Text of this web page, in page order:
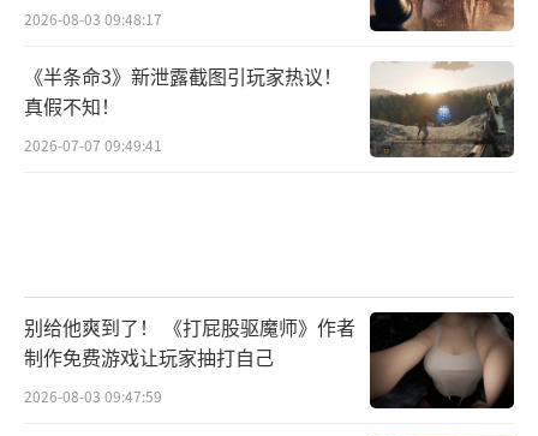
2026-08-03 09:48:17
《半条命3》新泄露截图引玩家热议！
真假不知！
2026-07-07 09:49:41
别给他爽到了！ 《打屁股驱魔师》作者
制作免费游戏让玩家抽打自己
2026-08-03 09:47:59